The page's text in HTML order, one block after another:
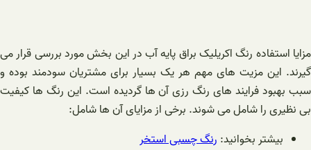
مزایا استفاده رنگ اکریلیک براق پایه آب در این بخش مورد بررسی قرار می
گیرند. این مزیت های مهم هر یک بسیار برای مشتریان سودمند بوده و
سبب بهبود فرایند های رنگ رزی آن ها گردیده است. این رنگ ها کیفیت
بی نظیری را شامل می شوند. برخی از مزایای آن ها شامل:
بیشتر بخوانید: رنگ چسبی استخر